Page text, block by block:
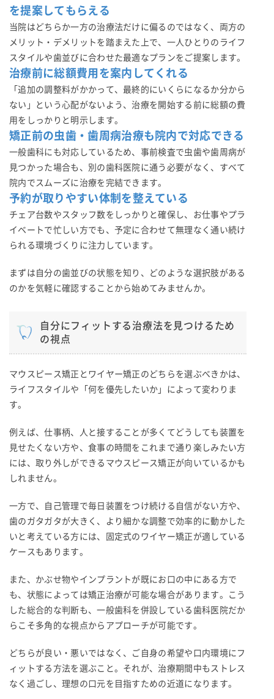
を提案してもらえる
当院はどちらか一方の治療法だけに偏るのではなく、両方の
メリット・デメリットを踏まえた上で、一人ひとりのライフ
スタイルや歯並びに合わせた最適なプランをご提案します。
治療前に総額費用を案内してくれる
「追加の調整料がかかって、最終的にいくらになるか分から
ない」という心配がないよう、治療を開始する前に総額の費
用をしっかりと明示します。
矯正前の虫歯・歯周病治療も院内で対応できる
一般歯科にも対応しているため、事前検査で虫歯や歯周病が
見つかった場合も、別の歯科医院に通う必要がなく、すべて
院内でスムーズに治療を完結できます。
予約が取りやすい体制を整えている
チェア台数やスタッフ数をしっかりと確保し、お仕事やプラ
イベートで忙しい方でも、予定に合わせて無理なく通い続け
られる環境づくりに注力しています。
まずは自分の歯並びの状態を知り、どのような選択肢がある
のかを気軽に確認することから始めてみませんか。
自分にフィットする治療法を見つけるため
の視点
マウスピース矯正とワイヤー矯正のどちらを選ぶべきかは、
ライフスタイルや「何を優先したいか」によって変わりま
す。
例えば、仕事柄、人と接することが多くてどうしても装置を
見せたくない方や、食事の時間をこれまで通り楽しみたい方
には、取り外しができるマウスピース矯正が向いているかも
しれません。
一方で、自己管理で毎日装置をつけ続ける自信がない方や、
歯のガタガタが大きく、より細かな調整で効率的に動かした
いと考えている方には、固定式のワイヤー矯正が適している
ケースもあります。
また、かぶせ物やインプラントが既にお口の中にある方で
も、状態によっては矯正治療が可能な場合があります。こう
した総合的な判断も、一般歯科を併設している歯科医院だか
らこそ多角的な視点からアプローチが可能です。
どちらが良い・悪いではなく、ご自身の希望や口内環境にフ
ィットする方法を選ぶこと。それが、治療期間中もストレス
なく過ごし、理想の口元を目指すための近道になります。